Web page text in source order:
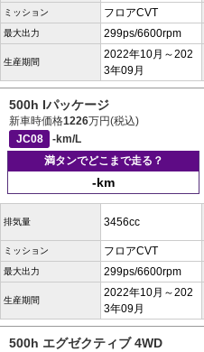
ミッション フロアCVT
最大出力 299ps/6600rpm
生産期間
2022年10月～202
3年09月
500h Iパッケージ
新車時価格1226万円(税込)
JC08
-km/L
満タンでどこまで走る？
-km
排気量 3456cc
ミッション フロアCVT
最大出力 299ps/6600rpm
生産期間
2022年10月～202
3年09月
500h エグゼクティブ 4WD